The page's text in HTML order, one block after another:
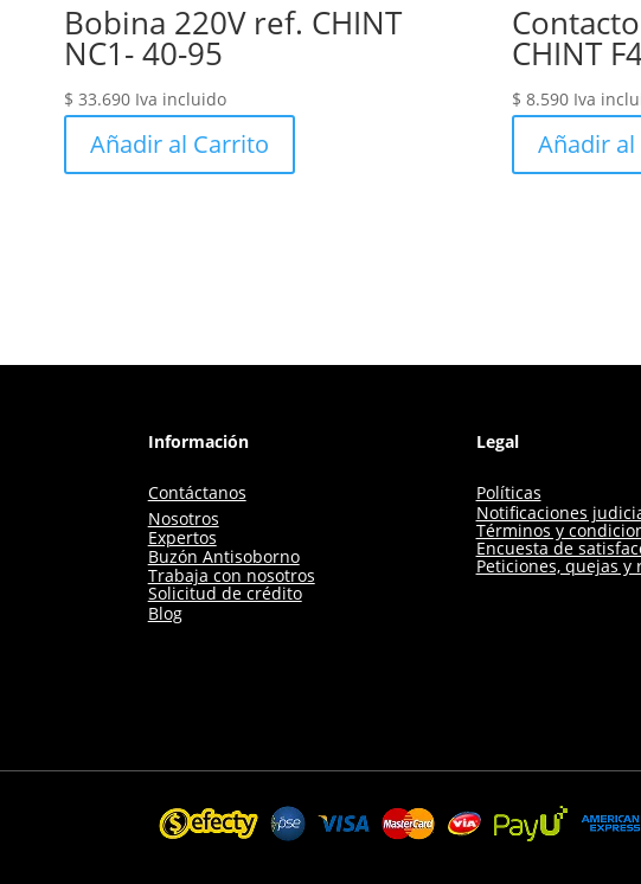
Bobina 220V ref. CHINT
NC1- 40-95
$ 33.690 Iva incluido
Añadir al Carrito
CHINT
$ 8.590 Iva
Añadir
Información
Contáctanos
Nosotros
Expertos
Buzón Antisoborno
Trabaja con nosotros
Solicitud de crédito
Blog
Legal
Políticas
Notificaciones
Términos y
Encuesta de
Peticiones, quejas y